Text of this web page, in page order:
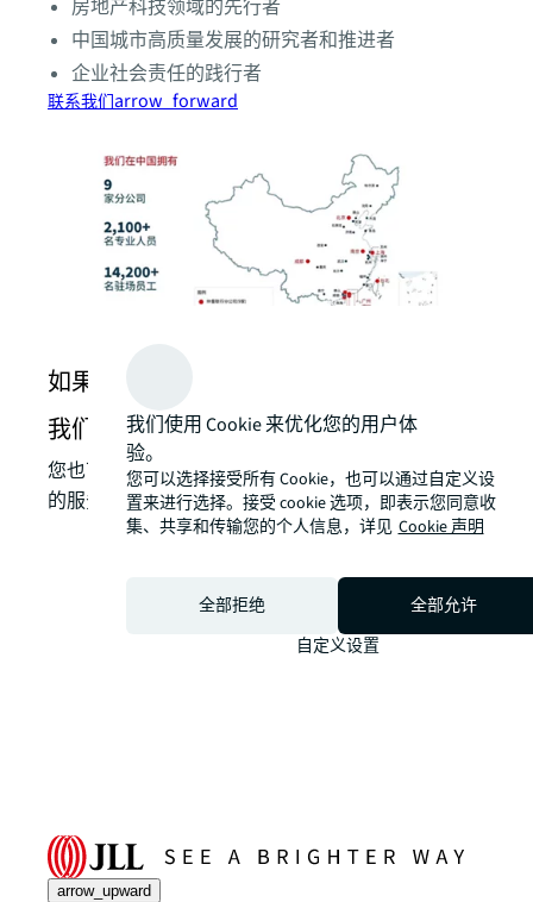
房地产科技领域的先行者
中国城市高质量发展的研究者和推进者
企业社会责任的践行者
联系我们arrow_forward
如果您有任何房地产相关需求，请与
我们联系。
您也可以拨打服务专线 400 000 8250，了解我们
的服务详情
arrow_upward
我们使用 Cookie 来优化您的用户体
验。
您可以选择接受所有 Cookie，也可以通过自定义设
置来进行选择。接受 cookie 选项，即表示您同意收
集、共享和传输您的个人信息，详见 Cookie 声明
全部拒绝
全部允许
自定义设置